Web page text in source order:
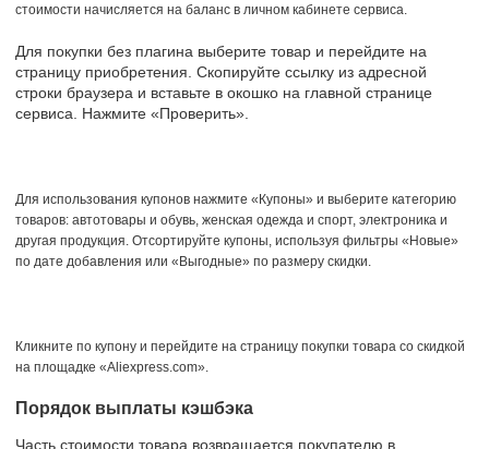
стоимости начисляется на баланс в личном кабинете сервиса.
Для покупки без плагина выберите товар и перейдите на
страницу приобретения. Скопируйте ссылку из адресной
строки браузера и вставьте в окошко на главной странице
сервиса. Нажмите «Проверить».
Для использования купонов нажмите «Купоны» и выберите категорию
товаров: автотовары и обувь, женская одежда и спорт, электроника и
другая продукция. Отсортируйте купоны, используя фильтры «Новые»
по дате добавления или «Выгодные» по размеру скидки.
Кликните по купону и перейдите на страницу покупки товара со скидкой
на площадке «Aliexpress.com».
Порядок выплаты кэшбэка
Часть стоимости товара возвращается покупателю в